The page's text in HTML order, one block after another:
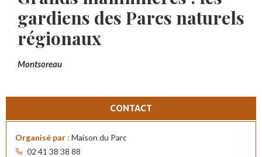
gardiens des Parcs naturels
régionaux
Montsoreau
CONTACT
Organisé par : Maison du Parc
02 41 38 38 88